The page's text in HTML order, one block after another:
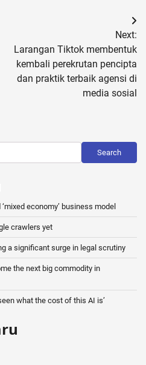
Next:
Larangan Tiktok membentuk
kembali perekrutan pencipta
dan praktik terbaik agensi di
media sosial
Search
economy’ business model
crawlers yet
a significant surge in legal scrutiny
the next big commodity in
what the cost of this AI is’